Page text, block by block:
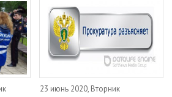
23 июнь 2020, Вторник